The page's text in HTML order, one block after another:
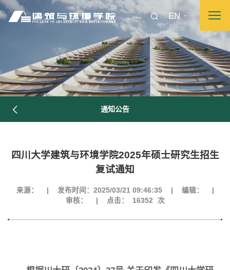
EN
通知公告
四川大学建筑与环境学院2025年硕士研究生招生
复试通知
来源： 发布时间：2025/03/21 09:46:35 编辑：
审核：
点击： 16352 次